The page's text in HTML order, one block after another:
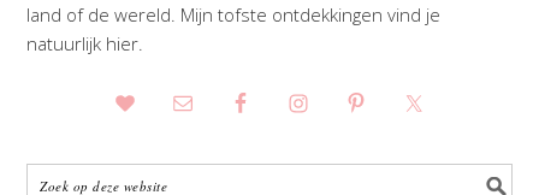
land of de wereld. Mijn tofste ontdekkingen vind je
natuurlijk hier.